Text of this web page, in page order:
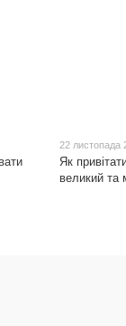
22 листопада
Як
великий та